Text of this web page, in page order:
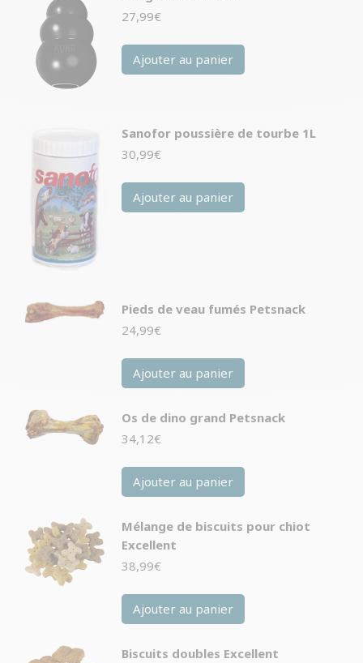
27,99€
Ajouter au panier
Sanofor poussière de tourbe 1L
30,99€
Ajouter au panier
Pieds de veau fumés Petsnack
24,99€
Ajouter au panier
Os de dino grand Petsnack
34,12€
Ajouter au panier
Mélange de biscuits pour chiot
Excellent
38,99€
Ajouter au panier
Biscuits doubles Excellent